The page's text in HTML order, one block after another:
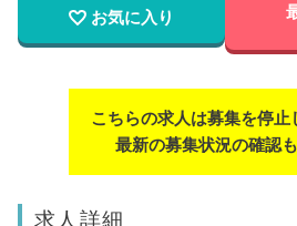
お気に入り
こちらの求人は募集を停止
最新の募集状況の確認も
求人詳細